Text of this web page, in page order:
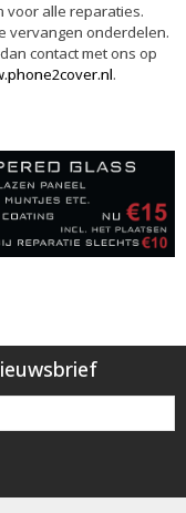
voor alle reparaties.
vervangen onderdelen.
contact met ons op
.